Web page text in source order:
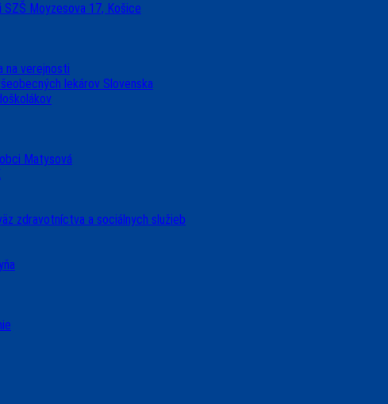
SZŠ Moyzesova 17, Košice
na verejnosti
lekárov Slovenska
Matysová
zdravotníctva a sociálnych služieb